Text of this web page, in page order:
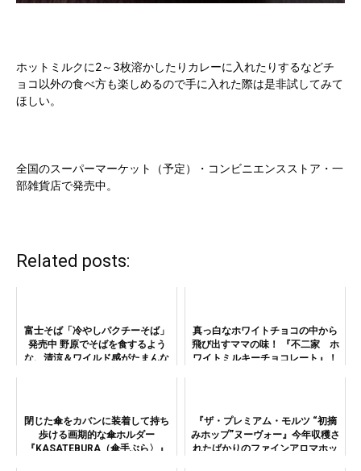
ホットミルクに2～3枚溶かしたりカレーに入れたりするなどチ
ョコ以外の食べ方も楽しめるので手に入れた際は是非試してみて
ほしい。
全国のスーパーマーケット（予定）・コンビニエンスストア・一
部雑貨店で発売中。
Related posts:
富士そば「冷やしパクチーそば」
発売中 野原でそばを食するよう
な、清涼＆ワイルド感がたまんな
真っ白なホワイトチョコの中から
飛び出すママの味！ 『不二家 ホ
ワイトミルキーチョコレート』！
閉じた傘をカバンに装着して持ち
歩ける画期的な傘ホルダー
『KASATEBURA（傘手ぶら〉』
『ザ・プレミアム・モルツ “初摘
みホップ”ヌーヴォー』今年収穫さ
れたばかりのファインアロマホッ